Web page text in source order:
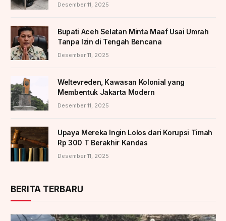
Desember 11, 2025
Bupati Aceh Selatan Minta Maaf Usai Umrah
Tanpa Izin di Tengah Bencana
Desember 11, 2025
Weltevreden, Kawasan Kolonial yang
Membentuk Jakarta Modern
Desember 11, 2025
Upaya Mereka Ingin Lolos dari Korupsi Timah
Rp 300 T Berakhir Kandas
Desember 11, 2025
BERITA TERBARU